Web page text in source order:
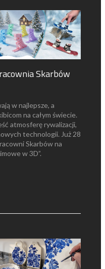
Skarbów
w najlepsze, a
na całym świecie.
atmosferę rywalizacji,
technologii. Już 28
Skarbów na
w 3D”.